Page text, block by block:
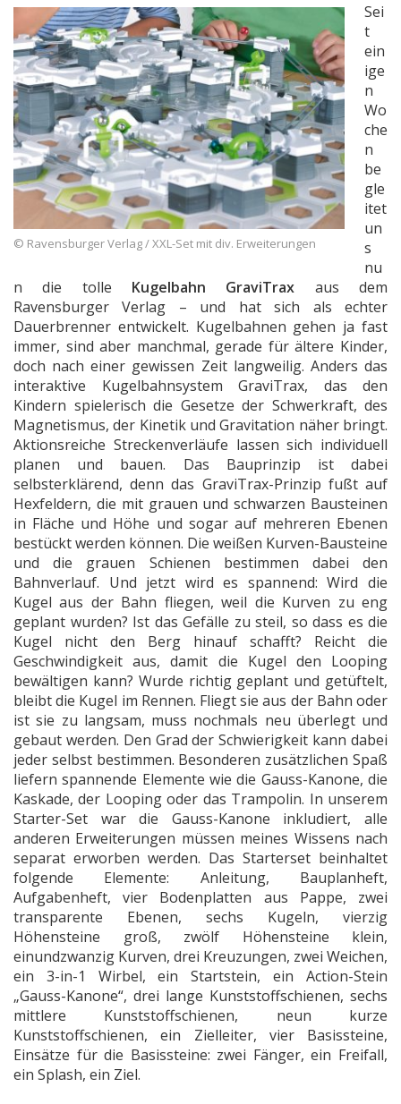
© Ravensburger Verlag / XXL-Set mit div. Erweiterungen
Sei
t
ein
ige
n
Wo
che
n
be
gle
itet
un
s
nu
n die tolle Kugelbahn GraviTrax aus dem
Ravensburger Verlag – und hat sich als echter
Dauerbrenner entwickelt. Kugelbahnen gehen ja fast
immer, sind aber manchmal, gerade für ältere Kinder,
doch nach einer gewissen Zeit langweilig. Anders das
interaktive Kugelbahnsystem GraviTrax, das den
Kindern spielerisch die Gesetze der Schwerkraft, des
Magnetismus, der Kinetik und Gravitation näher bringt.
Aktionsreiche Streckenverläufe lassen sich individuell
planen und bauen. Das Bauprinzip ist dabei
selbsterklärend, denn das GraviTrax-Prinzip fußt auf
Hexfeldern, die mit grauen und schwarzen Bausteinen
in Fläche und Höhe und sogar auf mehreren Ebenen
bestückt werden können. Die weißen Kurven-Bausteine
und die grauen Schienen bestimmen dabei den
Bahnverlauf. Und jetzt wird es spannend: Wird die
Kugel aus der Bahn fliegen, weil die Kurven zu eng
geplant wurden? Ist das Gefälle zu steil, so dass es die
Kugel nicht den Berg hinauf schafft? Reicht die
Geschwindigkeit aus, damit die Kugel den Looping
bewältigen kann? Wurde richtig geplant und getüftelt,
bleibt die Kugel im Rennen. Fliegt sie aus der Bahn oder
ist sie zu langsam, muss nochmals neu überlegt und
gebaut werden. Den Grad der Schwierigkeit kann dabei
jeder selbst bestimmen. Besonderen zusätzlichen Spaß
liefern spannende Elemente wie die Gauss-Kanone, die
Kaskade, der Looping oder das Trampolin. In unserem
Starter-Set war die Gauss-Kanone inkludiert, alle
anderen Erweiterungen müssen meines Wissens nach
separat erworben werden. Das Starterset beinhaltet
folgende Elemente: Anleitung, Bauplanheft,
Aufgabenheft, vier Bodenplatten aus Pappe, zwei
transparente Ebenen, sechs Kugeln, vierzig
Höhensteine groß, zwölf Höhensteine klein,
einundzwanzig Kurven, drei Kreuzungen, zwei Weichen,
ein 3-in-1 Wirbel, ein Startstein, ein Action-Stein
„Gauss-Kanone“, drei lange Kunststoffschienen, sechs
mittlere Kunststoffschienen, neun kurze
Kunststoffschienen, ein Zielleiter, vier Basissteine,
Einsätze für die Basissteine: zwei Fänger, ein Freifall,
ein Splash, ein Ziel.